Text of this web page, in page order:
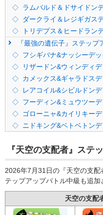
ラムパルド＆ドサイドン
ダークライ＆レジギガス
トリデプス＆ヒードラン
『最強の遺伝子』ステップ
フシギバナ&ナッシーデッ
リザードン&ウィンディ
カメックス&ギャラドス
レアコイル&シビルドン
フーディン&ミュウツー
ゴローニャ&カイリキー
ニドキング&ベトベトン
『天空の支配者』ステ
2026年7月31日の『天空の支
テップアップバトル中級も追加
天空の支配